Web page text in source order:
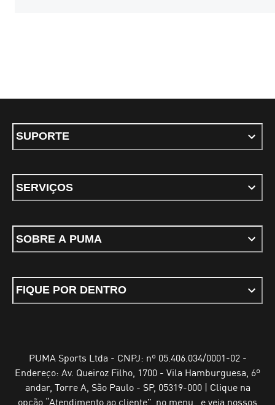
SUPORTE
SERVIÇOS
SOBRE A PUMA
FIQUE POR DENTRO
PUMA Sports Ltda - CNPJ: nº 05.406.034/0001-02 -
Endereço: Av. Queiroz Filho, 1700 - Vila Hamburguesa, 6º
andar, Torre A, São Paulo - SP, 05319-000 | Clique na
opção “Atendimento ao cliente”, no menu , e veja nossos